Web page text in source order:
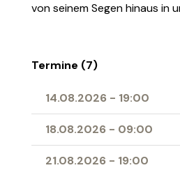
von seinem Segen hinaus in
Termine (7)
14.08.2026 - 19:00
18.08.2026 - 09:00
21.08.2026 - 19:00